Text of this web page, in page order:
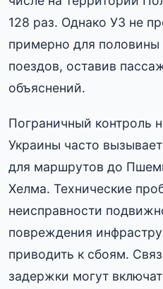
128 раз. Однако УЗ не
примерно для
поездов, оставив
объяснений.
Пограничный контроль
Украины часто
для маршрутов до
Хелма. Технические
неисправности
повреждения
приводить к сбоям.
задержки могут